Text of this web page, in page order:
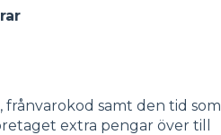
frånvarokod samt den tid som
extra pengar över till